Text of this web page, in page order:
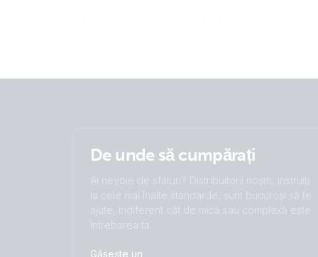
De unde să cumpărați
Ai nevoie de sfaturi? Distribuitorii noștri, instruiți
la cele mai înalte standarde, sunt bucuroși să te
ajute, indiferent cât de mică sau complexă este
întrebarea ta.
Găsește un